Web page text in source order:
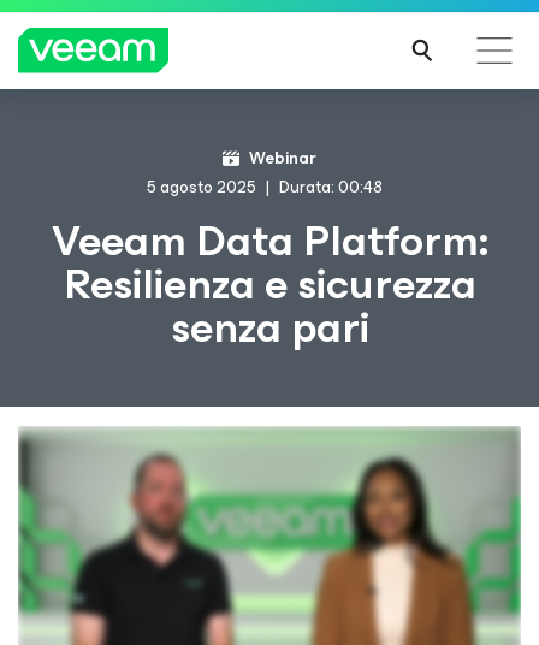
Linee guida di Veeam per i clienti interessati
dall'aggiornamento dei contenuti di CrowdStrike
SAPE
RNE
Webinar
5 agosto 2025
Durata: 00:48
Veeam Data Platform:
Resilienza e sicurezza
senza pari